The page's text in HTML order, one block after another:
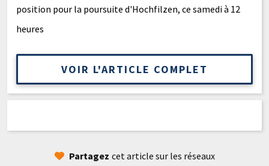
position pour la poursuite d'Hochfilzen, ce samedi à 12
heures
VOIR L'ARTICLE COMPLET
Partagez cet article sur les réseaux